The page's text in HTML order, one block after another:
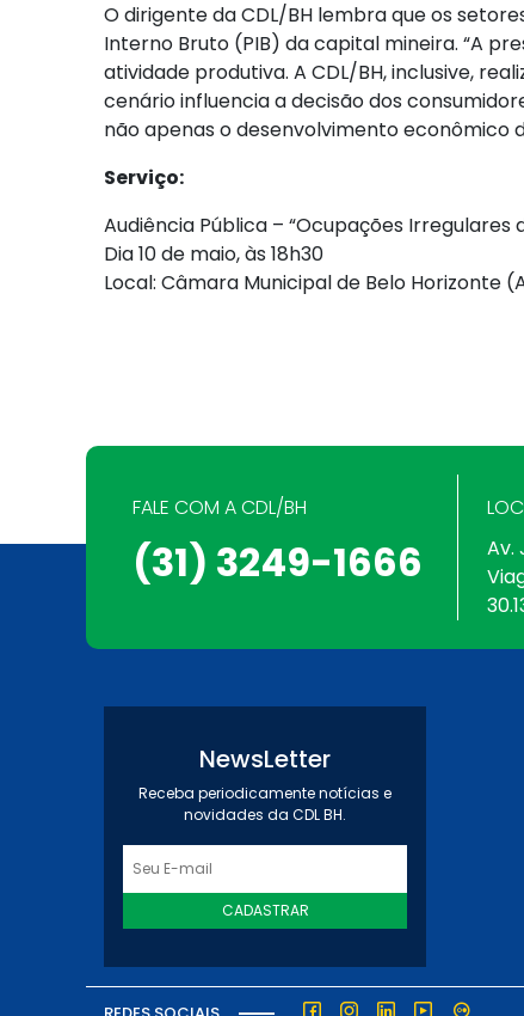
O dirigente da CDL/BH lembra que os
Interno Bruto (PIB) da capital mineira. “A
atividade produtiva. A CDL/BH, inclusive,
cenário influencia a decisão dos
não apenas o desenvolvimento econômico
Serviço:
Audiência Pública – “Ocupações Irregulares
Dia 10 de maio, às 18h30
Local: Câmara Municipal de Belo Horizonte
FALE COM A CDL/BH
(31) 3249-1666
Av.
NewsLetter
Receba periodicamente notícias e
novidades da CDL BH.
CADASTRAR